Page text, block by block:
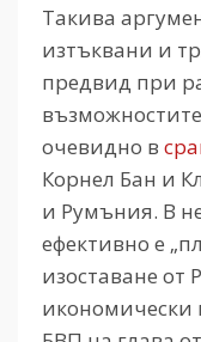
Такива
изтъквани и
предвид при
очевидно в
Корнел Бан и
и Румъния. В
ефективно е
изоставане от
икономически